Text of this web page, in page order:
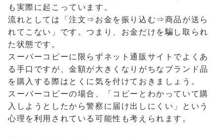
も実際に起こっています。
流れとしては「注文⇒お金を振り込む⇒商品が送ら
れてこない」です。つまり、お金だけを騙し取られ
た状態です。
スーパーコピーに限らずネット通販サイトでよくあ
る手口ですが、金額が大きくなりがちなブランド品
を購入する際はとくに気を付けておきましょう。
スーパーコピーの場合、「コピーとわかっていて購
入しようとしたから警察に届け出しにくい」という
心理を利用されている可能性も考えられます。